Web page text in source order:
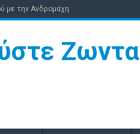
με την Ανδρομάχη